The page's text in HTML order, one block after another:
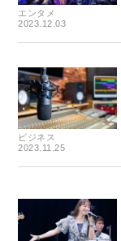
エンタメ
2023.12.03
ビジネス
2023.11.25